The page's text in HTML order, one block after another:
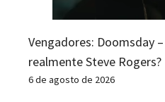
Vengadores: Doomsday
realmente Steve Rogers?
6 de agosto de 2026